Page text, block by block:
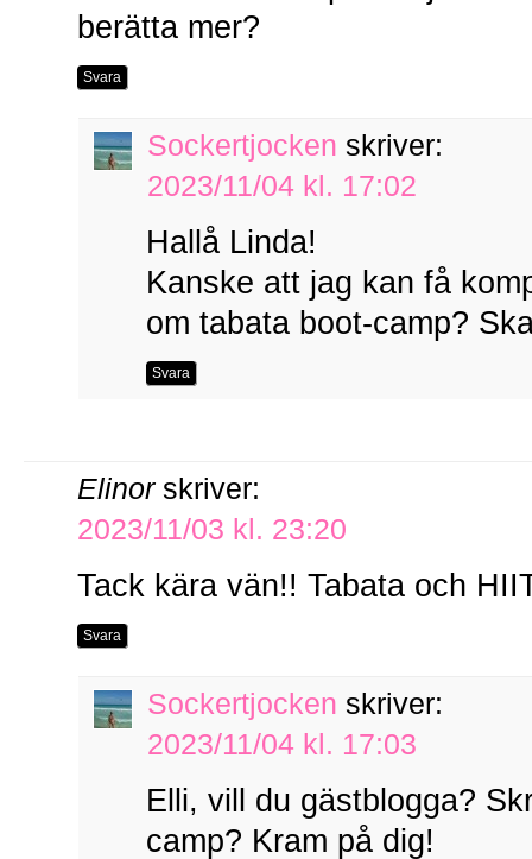
berätta mer?
Svara
Sockertjocken skriver:
2023/11/04 kl. 17:02
Hallå Linda!
Kanske att jag kan få
om tabata boot-camp?
Svara
Elinor skriver:
2023/11/03 kl. 23:20
Tack kära vän!! Tabata och
Svara
Sockertjocken skriver:
2023/11/04 kl. 17:03
Elli, vill du gästblogga?
camp? Kram på dig!